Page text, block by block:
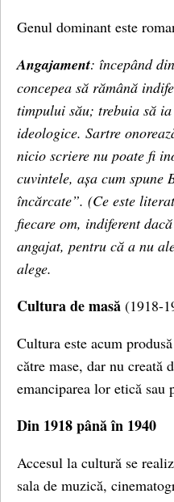
Genul dominant este
Angajament: începând
concepea să rămână
timpului său; trebuia să
ideologice. Sartre
nicio scriere nu poate fi
cuvintele, așa cum spune
încărcate”. (Ce este
fiecare om, indiferent
angajat, pentru că a nu
alege.
Cultura de masă (1918-
Cultura este acum
către mase, dar nu creată
emanciparea lor etică sau
Din 1918 până în 1940
Accesul la cultură se
sala de muzică,